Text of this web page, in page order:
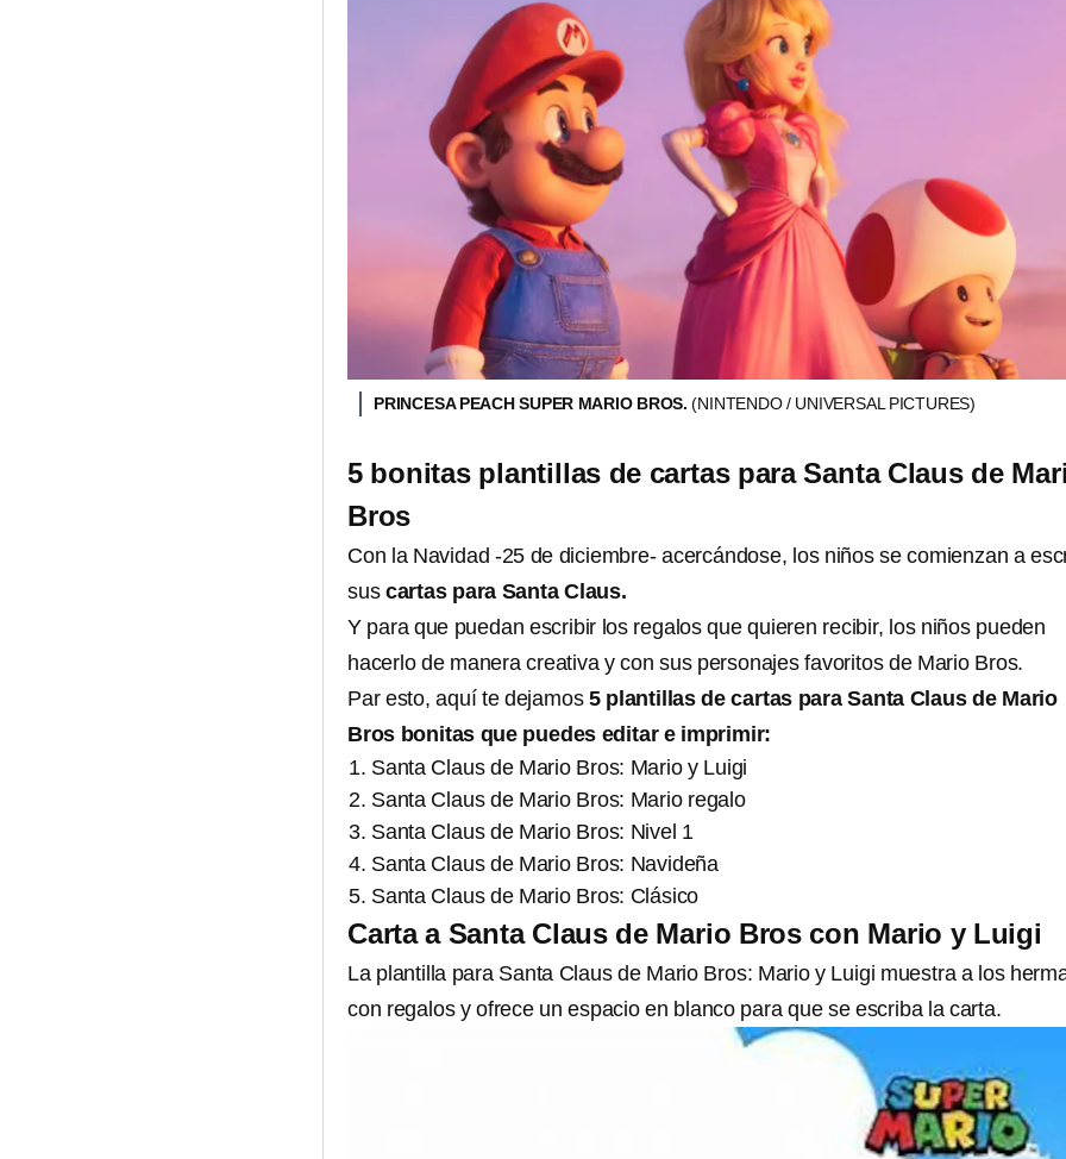
PRINCESA PEACH SUPER MARIO BROS.(NINTENDO / UNIVERSAL PICTURES)
5 bonitas plantillas de cartas para Santa Claus de
Bros
Con la Navidad -25 de diciembre- acercándose, los niños se comienzan a
sus cartas para Santa Claus.
Y para que puedan escribir los regalos que quieren recibir, los niños pueden
hacerlo de manera creativa y con sus personajes favoritos de Mario Bros.
Par esto, aquí te dejamos5 plantillas de cartas para Santa Claus de Mario
Bros bonitas que puedes editar e imprimir:
Santa Claus de Mario Bros: Mario y Luigi
Santa Claus de Mario Bros: Mario regalo
Santa Claus de Mario Bros: Nivel 1
Santa Claus de Mario Bros: Navideña
Santa Claus de Mario Bros: Clásico
Carta a Santa Claus de Mario Bros con Mario y Luigi
La plantilla para Santa Claus de Mario Bros: Mario y Luigi muestra a los
con regalos y ofrece un espacio en blanco para que se escriba la carta.